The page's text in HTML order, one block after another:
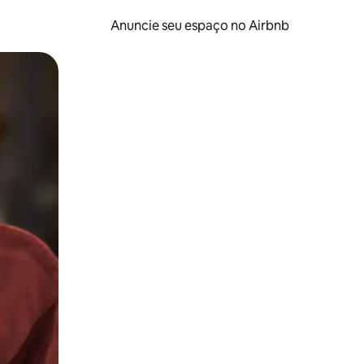
Anuncie seu espaço no Airbnb
o dedo na tela.